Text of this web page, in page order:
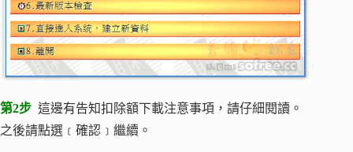
第2步 這邊有告知扣除額下載注意事項，請仔細閱讀。
之後請點選﹝確認﹞繼續。